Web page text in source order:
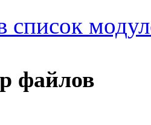
список
файлов